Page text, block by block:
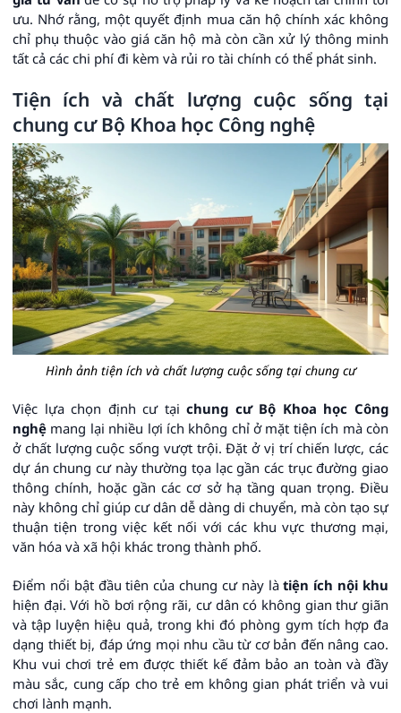
ưu. Nhớ rằng, một quyết định mua căn hộ chính xác không
chỉ phụ thuộc vào giá căn hộ mà còn cần xử lý thông minh
tất cả các chi phí đi kèm và rủi ro tài chính có thể phát sinh.
Tiện ích và chất lượng cuộc sống tại
chung cư Bộ Khoa học Công nghệ
Hình ảnh tiện ích và chất lượng cuộc sống tại chung cư
Việc lựa chọn định cư tạichung cư Bộ Khoa học Công
nghệ mang lại nhiều lợi ích không chỉ ở mặt tiện ích mà còn
ở chất lượng cuộc sống vượt trội. Đặt ở vị trí chiến lược, các
dự án chung cư này thường tọa lạc gần các trục đường giao
thông chính, hoặc gần các cơ sở hạ tầng quan trọng. Điều
này không chỉ giúp cư dân dễ dàng di chuyển, mà còn tạo sự
thuận tiện trong việc kết nối với các khu vực thương mại,
văn hóa và xã hội khác trong thành phố.
Điểm nổi bật đầu tiên của chung cư này làtiện ích nội khu
hiện đại. Với hồ bơi rộng rãi, cư dân có không gian thư giãn
và tập luyện hiệu quả, trong khi đó phòng gym tích hợp đa
dạng thiết bị, đáp ứng mọi nhu cầu từ cơ bản đến nâng cao.
Khu vui chơi trẻ em được thiết kế đảm bảo an toàn và đầy
màu sắc, cung cấp cho trẻ em không gian phát triển và vui
chơi lành mạnh.